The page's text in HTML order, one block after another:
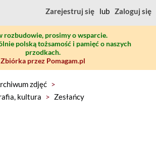
Zarejestruj się lub Zaloguj się
rozbudowie, prosimy o wsparcie.
polską tożsamość i pamięć o naszych
przodkach.
Zbiórka przez Pomagam.pl
zdjęć >
kultura > Zesłańcy